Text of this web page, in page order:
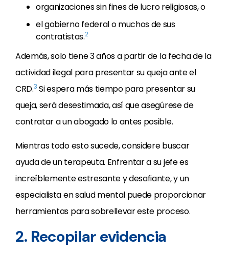
organizaciones sin fines de lucro religiosas, o
el gobierno federal o muchos de sus
contratistas.2
Además, solo tiene 3 años a partir de la fecha de la
actividad ilegal para presentar su queja ante el
CRD.3 Si espera más tiempo para presentar su
queja, será desestimada, así que asegúrese de
contratar a un abogado lo antes posible.
Mientras todo esto sucede, considere buscar
ayuda de un terapeuta. Enfrentar a su jefe es
increíblemente estresante y desafiante, y un
especialista en salud mental puede proporcionar
herramientas para sobrellevar este proceso.
2. Recopilar evidencia